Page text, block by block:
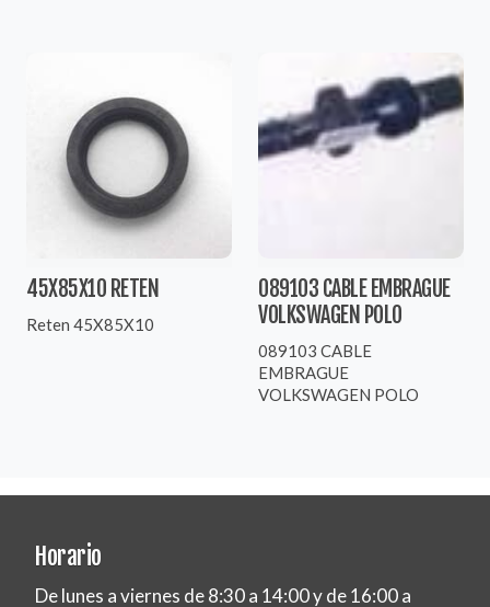
45X85X10 RETEN
Reten 45X85X10
089103 CABLE EMBRAGUE
VOLKSWAGEN POLO
089103 CABLE
EMBRAGUE
VOLKSWAGEN POLO
Horario
De lunes a viernes de 8:30 a 14:00 y de 16:00 a